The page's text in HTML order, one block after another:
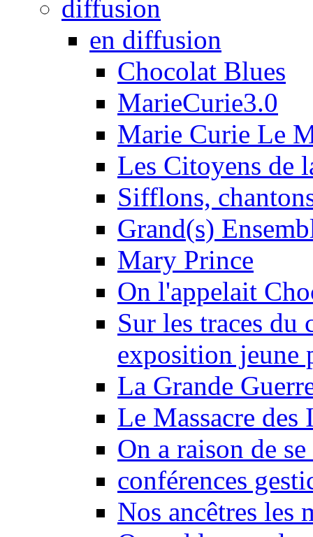
diffusion
en diffusion
Chocolat Blues
MarieCurie3.0
Marie Curie Le
Les Citoyens de
Sifflons,
Grand(s)
Mary Prince
On l'appelait
Sur les traces
exposition jeune
La Grande
Le Massacre des
On a raison de
conférences
Nos ancêtres les